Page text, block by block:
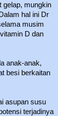
gelap, mungkin
hal ini Dr
musim
D dan
anak-anak,
besi berkaitan
asupan susu
terjadinya